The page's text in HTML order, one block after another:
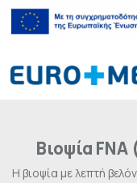
Βιοψία
Η βιοψία με λεπτή